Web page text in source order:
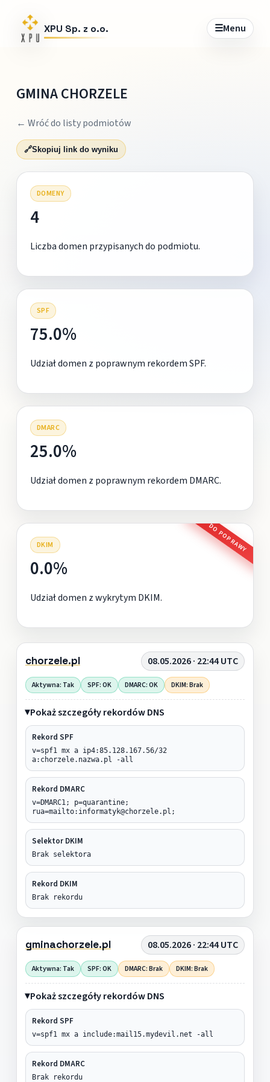
XPU Sp. z o.o. ☰Menu
GMINA CHORZELE
← Wróć do listy podmiotów
🔗Skopiuj link do wyniku
DOMENY
4
Liczba domen przypisanych do podmiotu.
SPF
75.0%
Udział domen z poprawnym rekordem SPF.
DMARC
25.0%
Udział domen z poprawnym rekordem DMARC.
DKIM DO POPRAWY
0.0%
Udział domen z wykrytym DKIM.
chorzele.pl 08.05.2026 · 22:44 UTC
Aktywna: Tak SPF: OK DMARC: OK DKIM: Brak
Pokaż szczegóły rekordów DNS
Rekord SPF
v=spf1 mx a ip4:85.128.167.56/32
a:chorzele.nazwa.pl -all
Rekord DMARC
v=DMARC1; p=quarantine;
rua=mailto:informatyk@chorzele.pl;
Selektor DKIM
Brak selektora
Rekord DKIM
Brak rekordu
gminachorzele.pl 08.05.2026 · 22:44 UTC
Aktywna: Tak SPF: OK DMARC: Brak DKIM: Brak
Pokaż szczegóły rekordów DNS
Rekord SPF
v=spf1 mx a include:mail15.mydevil.net -all
Rekord DMARC
Brak rekordu